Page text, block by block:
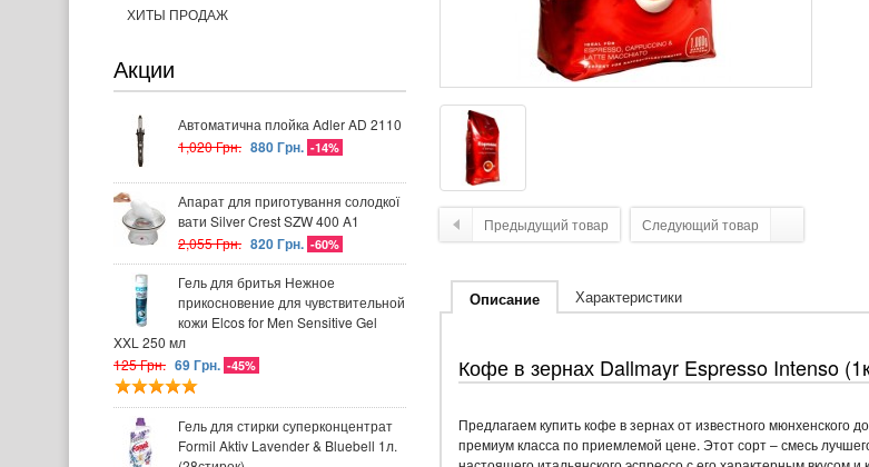
ХИТЫ ПРОДАЖ
Акции
Автоматична плойка Adler AD 2110
1,020 Грн. 880 Грн. -14%
Апарат для приготування солодкої
вати Silver Crest SZW 400 A1
2,055 Грн. 820 Грн. -60%
Гель для бритья Нежное
прикосновение для чувствительной
кожи Elcos for Men Sensitive Gel
XXL 250 мл
125 Грн. 69 Грн. -45%
Гель для стирки суперконцентрат
Formil Aktiv Lavender & Bluebell 1л.
Предыдущий товар Следующий товар
Описание Характеристики
Кофе в зернах Dallmayr Espresso Intenso
Предлагаем купить кофе в зернах от известного мюнхенского
премиум класса по приемлемой цене. Этот сорт – смесь